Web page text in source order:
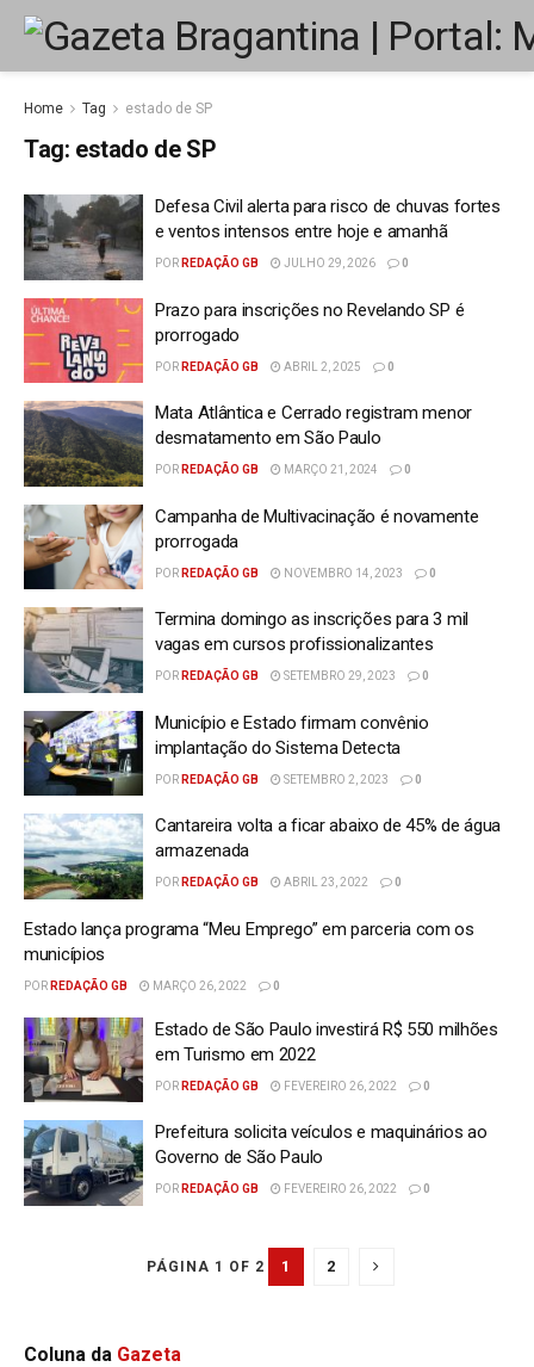
Home Tag estado de SP
Tag: estado de SP
Defesa Civil alerta para risco de chuvas fortes
e ventos intensos entre hoje e amanhã
POR REDAÇÃO GB JULHO 29, 2026 0
Prazo para inscrições no Revelando SP é
prorrogado
POR REDAÇÃO GB ABRIL 2, 2025 0
Mata Atlântica e Cerrado registram menor
desmatamento em São Paulo
POR REDAÇÃO GB MARÇO 21, 2024 0
Campanha de Multivacinação é novamente
prorrogada
POR REDAÇÃO GB NOVEMBRO 14, 2023 0
Termina domingo as inscrições para 3 mil
vagas em cursos profissionalizantes
POR REDAÇÃO GB SETEMBRO 29, 2023 0
Município e Estado firmam convênio
implantação do Sistema Detecta
POR REDAÇÃO GB SETEMBRO 2, 2023 0
Cantareira volta a ficar abaixo de 45% de água
armazenada
POR REDAÇÃO GB ABRIL 23, 2022 0
Estado lança programa “Meu Emprego” em parceria com os
municípios
POR REDAÇÃO GB MARÇO 26, 2022 0
Estado de São Paulo investirá R$ 550 milhões
em Turismo em 2022
POR REDAÇÃO GB FEVEREIRO 26, 2022 0
Prefeitura solicita veículos e maquinários ao
Governo de São Paulo
POR REDAÇÃO GB FEVEREIRO 26, 2022 0
PÁGINA 1 OF 2 1 2
Coluna da Gazeta